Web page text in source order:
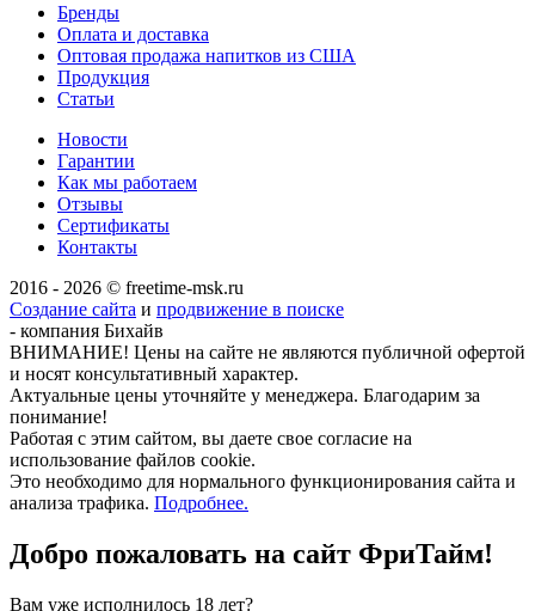
Бренды
Оплата и доставка
Оптовая продажа напитков из США
Продукция
Статьи
Новости
Гарантии
Как мы работаем
Отзывы
Сертификаты
Контакты
2016 - 2026 © freetime-msk.ru
Создание сайта и продвижение в поиске
- компания Бихайв
ВНИМАНИЕ! Цены на сайте не являются публичной офертой
и носят консультативный характер.
Актуальные цены уточняйте у менеджера. Благодарим за
понимание!
Работая с этим сайтом, вы даете свое согласие на
использование файлов cookie.
Это необходимо для нормального функционирования сайта и
анализа трафика. Подробнее.
Добро пожаловать на сайт ФриТайм!
Вам уже исполнилось 18 лет?